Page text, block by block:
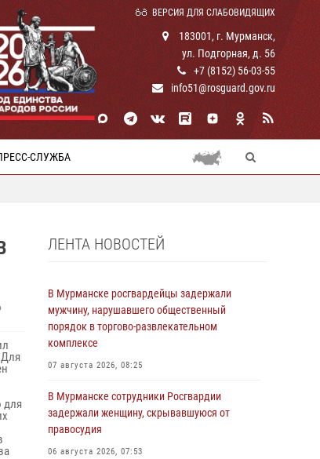
ВЕРСИЯ ДЛЯ СЛАБОВИДЯЩИХ
183001, г. Мурманск,
ул. Подгорная, д. 56
+7 (8152) 56-03-55
info51@rosguard.gov.ru
СЛУЖБА
для
ЛЕНТА НОВОСТЕЙ
В Мурманске росгвардейцы задержали
мужчину, нарушавшего общественный
порядок в торгово-развлекательном
комплексе
07 августа 2026, 08:25
В Мурманске сотрудники Росгвардии
задержали женщину, скрывавшуюся от
правосудия
06 августа 2026, 07:53